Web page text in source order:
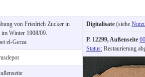
von Friedrich Zucker in
Winter 1908/09.
el-Gerza
Digitalisate (siehe
P. 12299, Außenseite
Status: Restaurierung